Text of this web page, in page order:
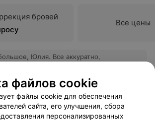
бровей
Все цены
Юлия. Все аккуратно,
Отзывы 2805 Все адреса
И МАНИКЮРА
файлов cookie
файлы cookie для обеспечения
сайта, его улучшения, сбора
персонализированных